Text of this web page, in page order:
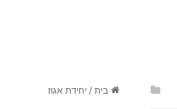
בית / יחידת אגוז